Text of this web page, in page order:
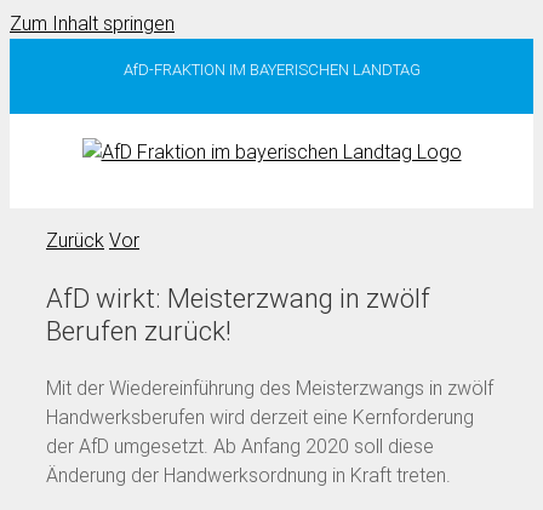
Zum Inhalt springen
AfD-FRAKTION IM BAYERISCHEN LANDTAG
Zurück Vor
AfD wirkt: Meisterzwang in zwölf
Berufen zurück!
Mit der Wiedereinführung des Meisterzwangs in zwölf
Handwerksberufen wird derzeit eine Kernforderung
der AfD umgesetzt. Ab Anfang 2020 soll diese
Änderung der Handwerksordnung in Kraft treten.